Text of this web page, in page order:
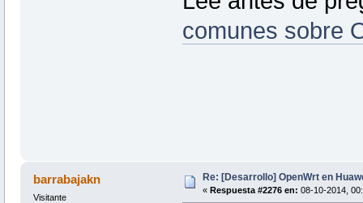
comunes sobre
barrabajakn
Visitante
Re: [Desarrollo] OpenWrt en
« Respuesta #2276 en: 08-10-2014,